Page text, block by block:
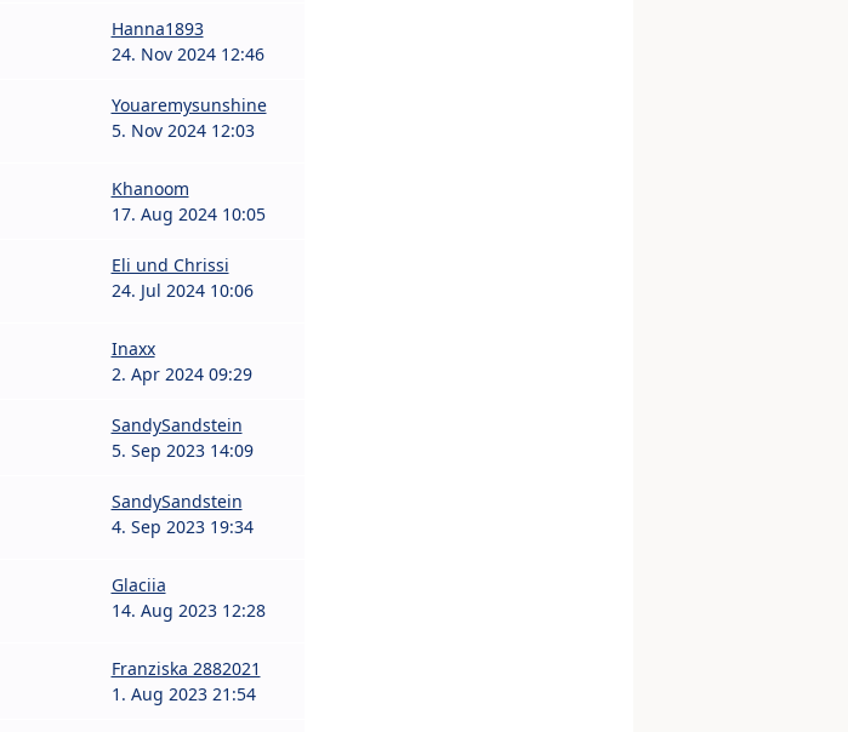
Hanna1893
24. Nov 2024 12:46
Youaremysunshine
5. Nov 2024 12:03
Khanoom
17. Aug 2024 10:05
Eli und Chrissi
24. Jul 2024 10:06
Inaxx
2. Apr 2024 09:29
SandySandstein
5. Sep 2023 14:09
SandySandstein
4. Sep 2023 19:34
Glaciia
14. Aug 2023 12:28
Franziska 2882021
1. Aug 2023 21:54